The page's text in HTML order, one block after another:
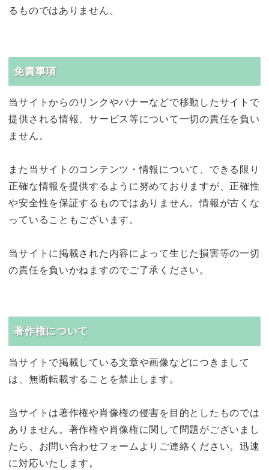
るものではありません。
免責事項
当サイトからのリンクやバナーなどで移動したサイトで
提供される情報、サービス等について一切の責任を負い
ません。
また当サイトのコンテンツ・情報について、できる限り
正確な情報を提供するように努めておりますが、正確性
や安全性を保証するものではありません。情報が古くな
っていることもございます。
当サイトに掲載された内容によって生じた損害等の一切
の責任を負いかねますのでご了承ください。
著作権について
当サイトで掲載している文章や画像などにつきまして
は、無断転載することを禁止します。
当サイトは著作権や肖像権の侵害を目的としたものでは
ありません。著作権や肖像権に関して問題がございまし
たら、お問い合わせフォームよりご連絡ください。迅速
に対応いたします。